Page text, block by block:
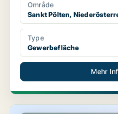
Område
Sankt Pölten,
Type
Gewerbefläche
Mehr
Gewerbeimmobilien in